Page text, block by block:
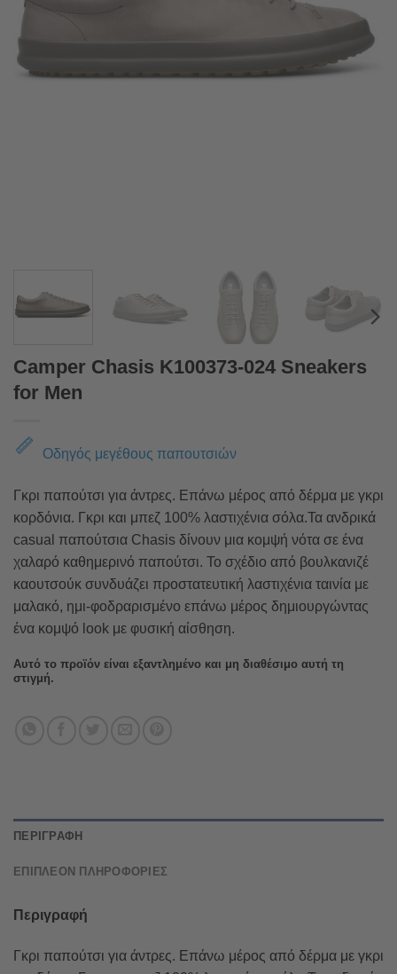
Camper Chasis K100373-024 Sneakers
for Men
Οδηγός μεγέθους παπουτσιών
Γκρι παπούτσι για άντρες. Επάνω μέρος από δέρμα με γκρι
κορδόνια. Γκρι και μπεζ 100% λαστιχένια σόλα.Τα ανδρικά
casual παπούτσια Chasis δίνουν μια κομψή νότα σε ένα
χαλαρό καθημερινό παπούτσι. Το σχέδιο από βουλκανιζέ
καουτσούκ συνδυάζει προστατευτική λαστιχένια ταινία με
μαλακό, ημι-φοδραρισμένο επάνω μέρος δημιουργώντας
ένα κομψό look με φυσική αίσθηση.
Αυτό το προϊόν είναι εξαντλημένο και μη διαθέσιμο αυτή τη
στιγμή.
ΠΕΡΙΓΡΑΦΉ
ΕΠΙΠΛΈΟΝ ΠΛΗΡΟΦΟΡΊΕΣ
Περιγραφή
Γκρι παπούτσι για άντρες. Επάνω μέρος από δέρμα με γκρι